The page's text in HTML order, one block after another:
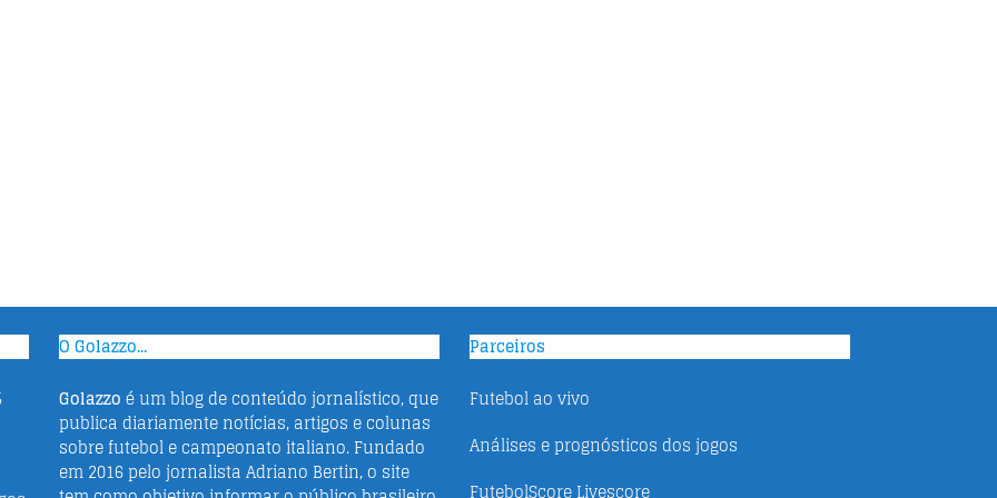
O Golazzo...
Golazzo é um blog de conteúdo jornalístico, que
publica diariamente notícias, artigos e colunas
sobre futebol e campeonato italiano. Fundado
em 2016 pelo jornalista Adriano Bertin, o site
Parceiros
Futebol ao vivo
Análises e prognósticos dos jogos
FutebolScore Livescore